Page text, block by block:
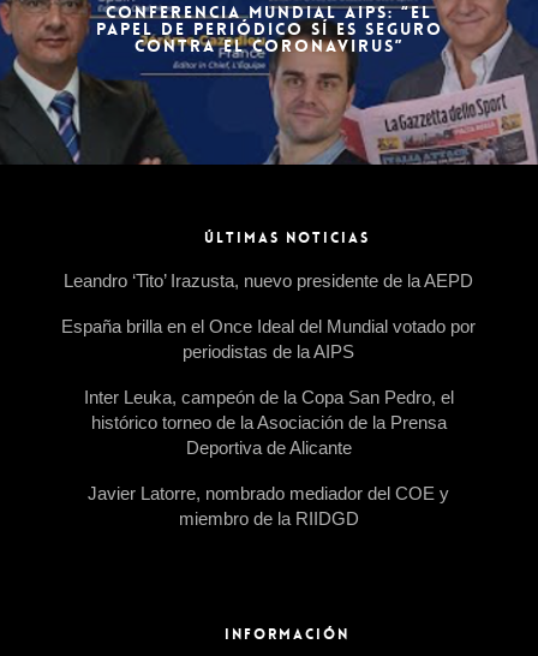
CONFERENCIA MUNDIAL AIPS: “EL
PAPEL DE PERIÓDICO SÍ ES SEGURO
CONTRA EL CORONAVIRUS”
ÚLTIMAS NOTICIAS
Leandro ‘Tito’ Irazusta, nuevo presidente de la AEPD
España brilla en el Once Ideal del Mundial votado por
periodistas de la AIPS
Inter Leuka, campeón de la Copa San Pedro, el
histórico torneo de la Asociación de la Prensa
Deportiva de Alicante
Javier Latorre, nombrado mediador del COE y
miembro de la RIIDGD
INFORMACIÓN